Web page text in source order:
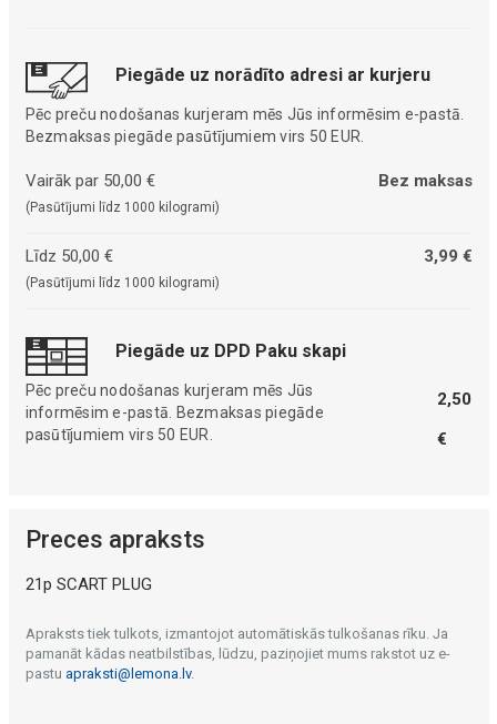
Piegāde uz norādīto adresi ar kurjeru
Pēc preču nodošanas kurjeram mēs Jūs informēsim e-pastā.
Bezmaksas piegāde pasūtījumiem virs 50 EUR.
Vairāk par 50,00 €
(Pasūtījumi līdz 1000 kilogrami)
Bez maksas
Līdz 50,00 €
(Pasūtījumi līdz 1000 kilogrami)
3,99 €
Piegāde uz DPD Paku skapi
Pēc preču nodošanas kurjeram mēs Jūs
informēsim e-pastā. Bezmaksas piegāde
pasūtījumiem virs 50 EUR.
2,50
€
Preces apraksts
21p SCART PLUG
Apraksts tiek tulkots, izmantojot automātiskās tulkošanas rīku. Ja
pamanāt kādas neatbilstības, lūdzu, paziņojiet mums rakstot uz e-
pastu apraksti@lemona.lv.